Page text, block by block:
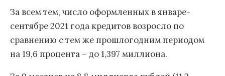
За всем тем, число оформленных в январе-
сентябре 2021 года кредитов возросло по
сравнению с тем же прошлогодним периодом
на 19,6 процента – до 1,397 миллиона.